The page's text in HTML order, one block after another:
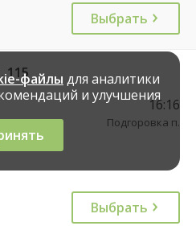
Выбрать
115
16:16
Подгоровка п.
Выбрать
файлы для аналитики
и улучшения